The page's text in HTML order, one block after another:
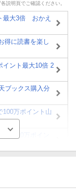
説明頁でご確認ください。
最大3倍 おかえ
得に読書を楽し
イント最大10倍 2
ブックス購入分
100万ポイント山